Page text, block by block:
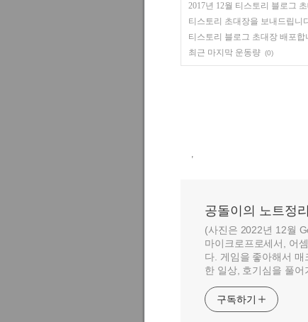
2017년 12월 티스토리 블로그
티스토리 초대장을 보내드립니
티스토리 블로그 초대장 배포합
최근 마지막 운동량 (0)
,
공돌이의 노트정리
(사진은 2022년 12월
마이크로프로세서, 어
다. 게임을 좋아해서
한 일상, 호기심을 풀어
구독하기